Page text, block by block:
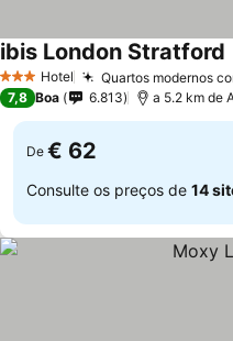
3 EstrelasHotel Quartos modernos
ibis London Stratford
7,8 Boa 6.813 a 5.2 km de
De € 62
Consulte os preços de 14